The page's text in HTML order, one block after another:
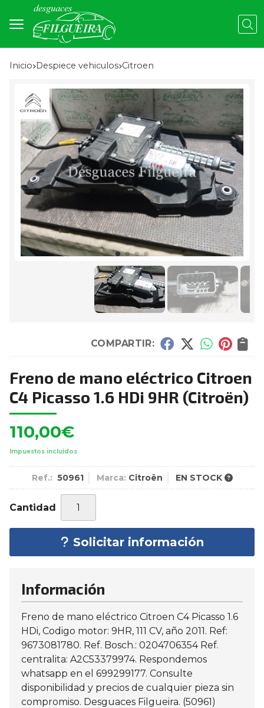
Inicio despiece vehiculos citroen
COMPARTIR:
Freno de mano eléctrico Citroen
C4 Picasso 1.6 HDi 9HR (Citroën)
110,00€
Impuestos incluidos
Ref.: 50961 Marca: Citroën EN STOCK
Cantidad
Solicitar información
Información
Freno de mano eléctrico Citroen C4 Picasso 1.6
HDi, Codigo motor: 9HR, 111 CV, año 2011. Ref:
9673081780. Ref. Bosch.: 0204706354 Ref.
centralita: A2C53379974. Respondemos
whatsapp en el 699299177. Consulte
disponibilidad y precios de cualquier pieza sin
compromiso. Desguaces Filgueira. (50961)